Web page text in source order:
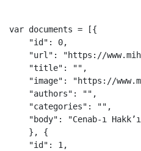
var documents =
[{
"id " : 0,
"url " : "https://
"title" : "" ,
"image" : "https://
"authors" : "" ,
"categories" : "" ,
"body" : "Cenab-ı
},
{
"id " : 1 ,